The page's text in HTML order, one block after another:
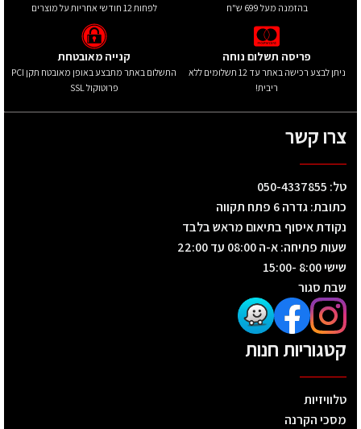
בהזמנה מעל 699 ש"ח לפחות 12 חודשי אחריות על מוצרים
פריסה תשלום נוחה
ניתן לבצע רכישה באתר עד 12 תשלומים ללא
ריבית!
קנייה מאובטחת
התשלום באתר מתבצע באופן מאובטח תקן PCI
פרוטוקול SSL
צרו קשר
טל: 050-4337855
כתובת: גדרה 6 פתח תקווה
נקודת איסוף בתיאום מראש בלבד
שעות פתיחה: א-ה 08:00 עד 22:00
שישי 8:00 -15:00
שבת סגור
קטגוריות חנות
טלוויזיות
מסכי הקרנה